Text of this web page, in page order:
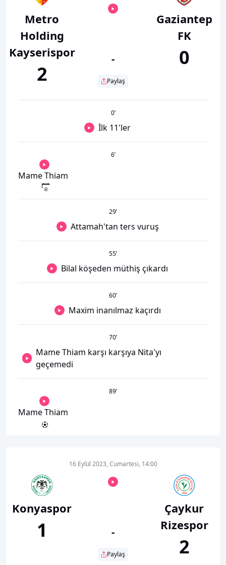
Metro
Holding
Kayserispor
2
-
Paylaş
Gaziantep
FK
0
0’
İlk 11'ler
6’
Mame Thiam
29’
Attamah'tan ters vuruş
55’
Bilal köşeden müthiş çıkardı
60’
Maxim inanılmaz kaçırdı
70’
Mame Thiam karşı karşıya Nita'yı
geçemedi
89’
Mame Thiam
Konyaspor
1
16 Eylül 2023, Cumartesi, 14:00
-
Paylaş
Çaykur
Rizespor
2